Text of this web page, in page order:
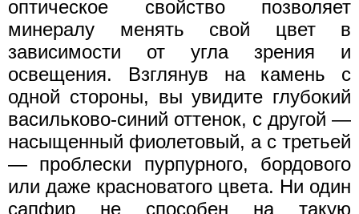
оптическое свойство позволяет
минералу менять свой цвет в
зависимости от угла зрения и
освещения. Взглянув на камень с
одной стороны, вы увидите глубокий
васильково-синий оттенок, с другой —
насыщенный фиолетовый, а с третьей
— проблески пурпурного, бордового
или даже красноватого цвета. Ни один
сапфир не способен на такую